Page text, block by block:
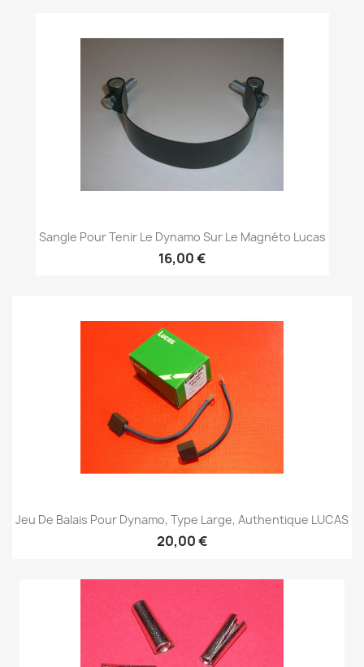
Sangle Pour Tenir Le Dynamo Sur Le Magnéto Lucas
16,00 €
Jeu De Balais Pour Dynamo, Type Large, Authentique LUCAS
20,00 €